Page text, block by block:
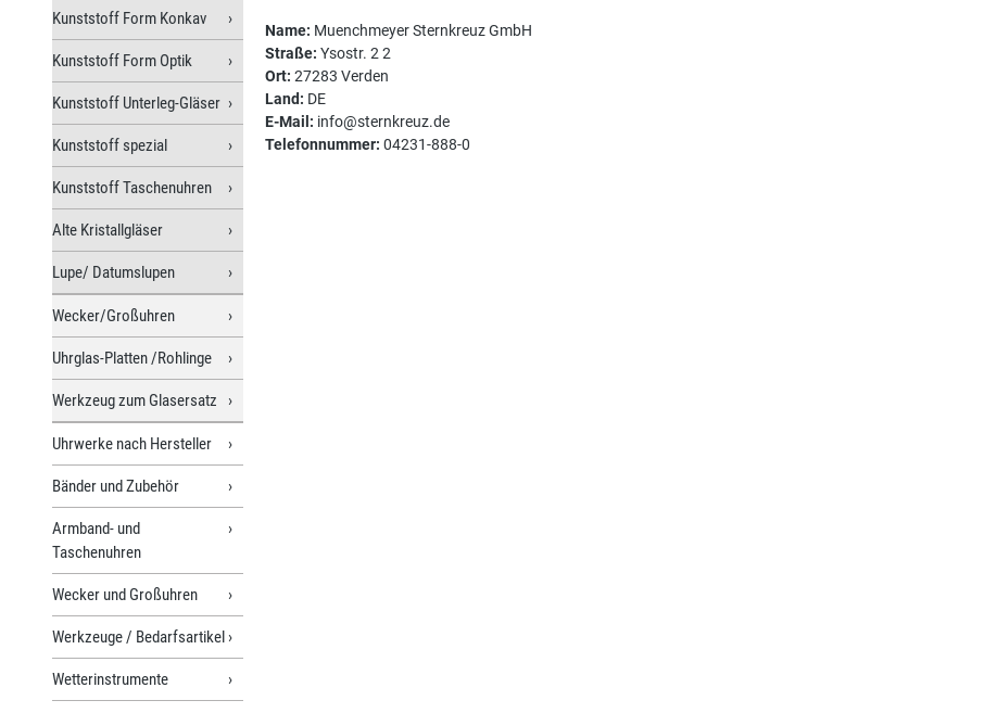
Kunststoff Form Konkav
Kunststoff Form Optik
Kunststoff Unterleg-Gläser
Kunststoff spezial
Kunststoff Taschenuhren
Alte Kristallgläser
Lupe/ Datumslupen
Wecker/Großuhren
Uhrglas-Platten /Rohlinge
Werkzeug zum Glasersatz
Uhrwerke nach Hersteller
Bänder und Zubehör
Armband- und
Taschenuhren
Wecker und Großuhren
Werkzeuge / Bedarfsartikel
Wetterinstrumente
Name: Muenchmeyer Sternkreuz GmbH
Straße: Ysostr. 2 2
Ort: 27283 Verden
Land: DE
E-Mail: info@sternkreuz.de
Telefonnummer: 04231-888-0